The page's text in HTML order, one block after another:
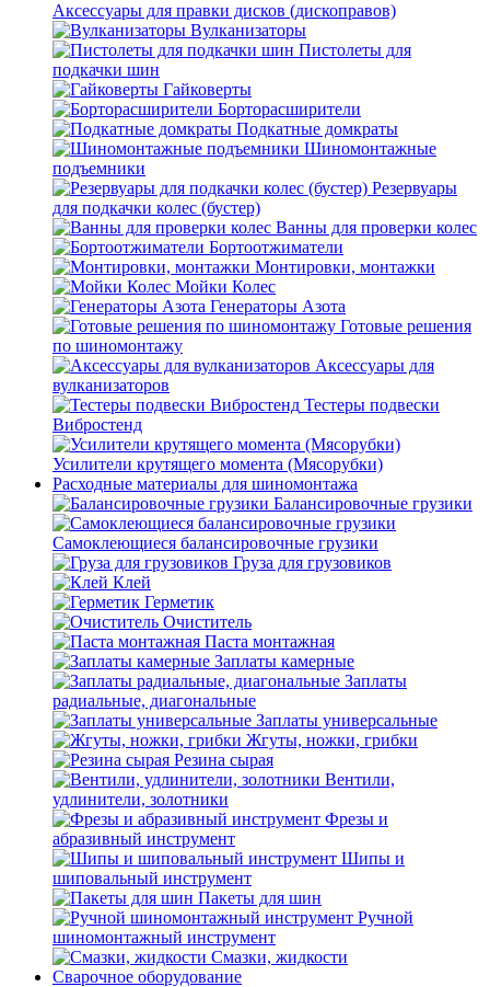
Аксессуары для правки дисков (дископравов)
Вулканизаторы
Пистолеты для
подкачки шин
Гайковерты
Борторасширители
Подкатные домкраты
Шиномонтажные
подъемники
Резервуары
для подкачки колес (бустер)
Ванны для проверки колес
Бортоотжиматели
Монтировки, монтажки
Мойки Колес
Генераторы Азота
Готовые решения
по шиномонтажу
Аксессуары для
вулканизаторов
Тестеры подвески
Вибростенд
Усилители крутящего момента (Мясорубки)
Расходные материалы для шиномонтажа
Балансировочные грузики
Самоклеющиеся балансировочные грузики
Груза для грузовиков
Клей
Герметик
Очиститель
Паста монтажная
Заплаты камерные
Заплаты
радиальные, диагональные
Заплаты универсальные
Жгуты, ножки, грибки
Резина сырая
Вентили,
удлинители, золотники
Фрезы и
абразивный инструмент
Шипы и
шиповальный инструмент
Пакеты для шин
Ручной
шиномонтажный инструмент
Смазки, жидкости
Сварочное оборудование